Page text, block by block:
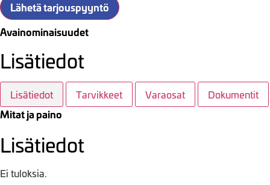
Lähetä tarjouspyyntö
Avainominaisuudet
Lisätiedot
Lisätiedot Tarvikkeet Varaosat Dokumentit
Mitat ja paino
Lisätiedot
Ei tuloksia.